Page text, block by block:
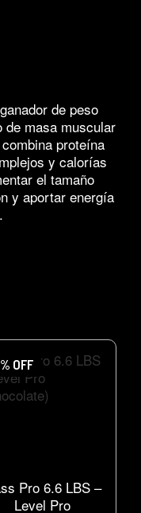
de peso
de masa muscular
proteína
y calorías
el tamaño
y aportar energía
OFF
Pro 6.6 LBS –
Level Pro